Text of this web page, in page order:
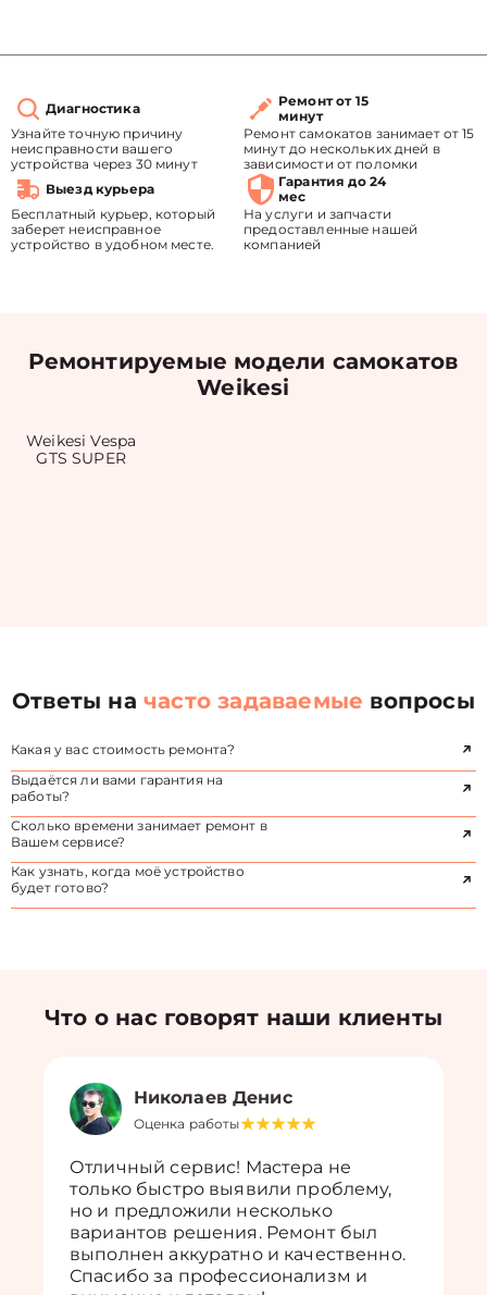
Диагностика
Узнайте точную причину
неисправности вашего
устройства через 30 минут
Ремонт от 15
минут
Ремонт самокатов занимает от 15
минут до нескольких дней в
зависимости от поломки
Выезд курьера
Бесплатный курьер, который
заберет неисправное
устройство в удобном месте.
Гарантия до 24
мес
На услуги и запчасти
предоставленные нашей
компанией
Ремонтируемые модели самокатов
Weikesi
Weikesi Vespa
GTS SUPER
Ответы начасто задаваемые вопросы
Какая у вас стоимость ремонта?
Выдаётся ли вами гарантия на
работы?
Сколько времени занимает ремонт в
Вашем сервисе?
Как узнать, когда моё устройство
будет готово?
Что о нас говорят наши клиенты
Николаев Денис
Оценка работы
Отличный сервис! Мастера не
только быстро выявили проблему,
но и предложили несколько
вариантов решения. Ремонт был
выполнен аккуратно и качественно.
Спасибо за профессионализм и